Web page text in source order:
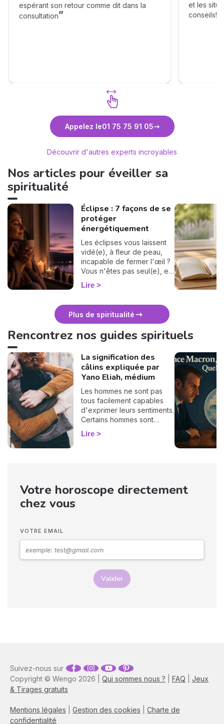
espérant son retour comme dit dans la
consultation
Découvrez Pascal
et les
conseils!
Appelez le01 75 75 91 05
Découvrir d'autres experts incroyables
Nos articles pour éveiller sa
spiritualité
Éclipse : 7 façons de se
protéger
énergétiquement
Les éclipses vous laissent
vidé(e), à fleur de peau,
incapable de fermer l'œil ?
Vous n'êtes pas seul(e), et
surtout : ça se traverse en
douceur. Voici 7 gestes
énergétiquement et
intérieur. 🛡️🌒
Lire
Plus de spiritualité
Rencontrez nos guides spirituels
La signification des
câlins expliquée par
Yano Eliah, médium
Les hommes ne sont pas
tous facilement capables
d'exprimer leurs sentiments.
Certains hommes sont
habitués à contrôler leurs
sentiments, par conséquent
langage corporel, vous
pouvez déchiffrer ses
Lire
Votre horoscope directement
chez vous
VOTRE EMAIL
Valider
Copyright © Wengo 2026 | Qui sommes nous ? FAQ
Jeux
& Tirages gratuits
Mentions légales Gestion des cookies
Charte de
confidentialité
Suivez-nous sur